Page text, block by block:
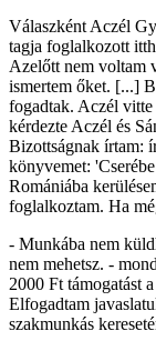
Válaszként Aczél
tagja foglalkozott
Azelőtt nem voltam
ismertem őket. [...]
fogadtak. Aczél
kérdezte Aczél és
Bizottságnak írtam:
könyvemet:
Romániába
foglalkoztam. Ha
- Munkába nem
nem mehetsz. -
2000 Ft támogatást
Elfogadtam
szakmunkás